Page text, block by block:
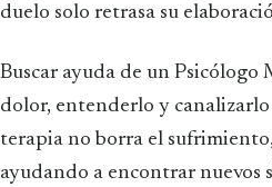
duelo solo retrasa su
Buscar ayuda de un
dolor, entenderlo y
terapia no borra el
ayudando a encontrar nuevos